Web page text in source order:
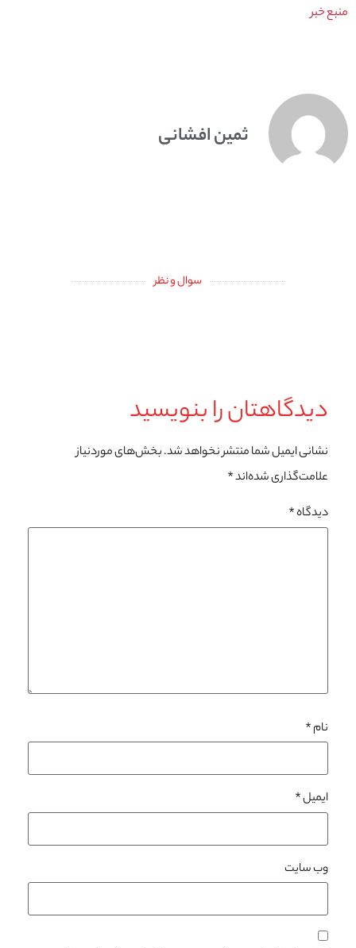
منبع خبر
ثمین افشانی
سوال و نظر
دیدگاهتان را بنویسید
نشانی ایمیل شما منتشر نخواهد شد.بخش‌های موردنیاز
علامت‌گذاری شده‌اند*
دیدگاه*
نام*
ایمیل*
وب‌ سایت